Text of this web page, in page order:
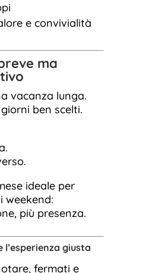
e convivialità
ma
vacanza lunga.
ben scelti.
ideale per
weekend:
più presenza.
l’esperienza giusta
fermati e